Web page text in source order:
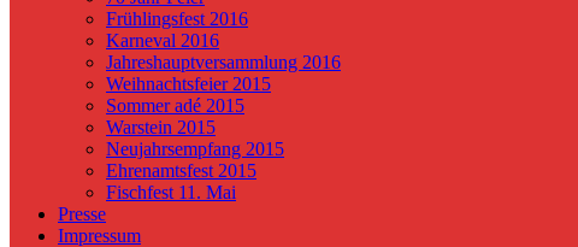
Frühlingsfest 2016
Karneval 2016
Jahreshauptversammlung 2016
Weihnachtsfeier 2015
Sommer adé 2015
Warstein 2015
Neujahrsempfang 2015
Ehrenamtsfest 2015
Fischfest 11. Mai
Presse
Impressum